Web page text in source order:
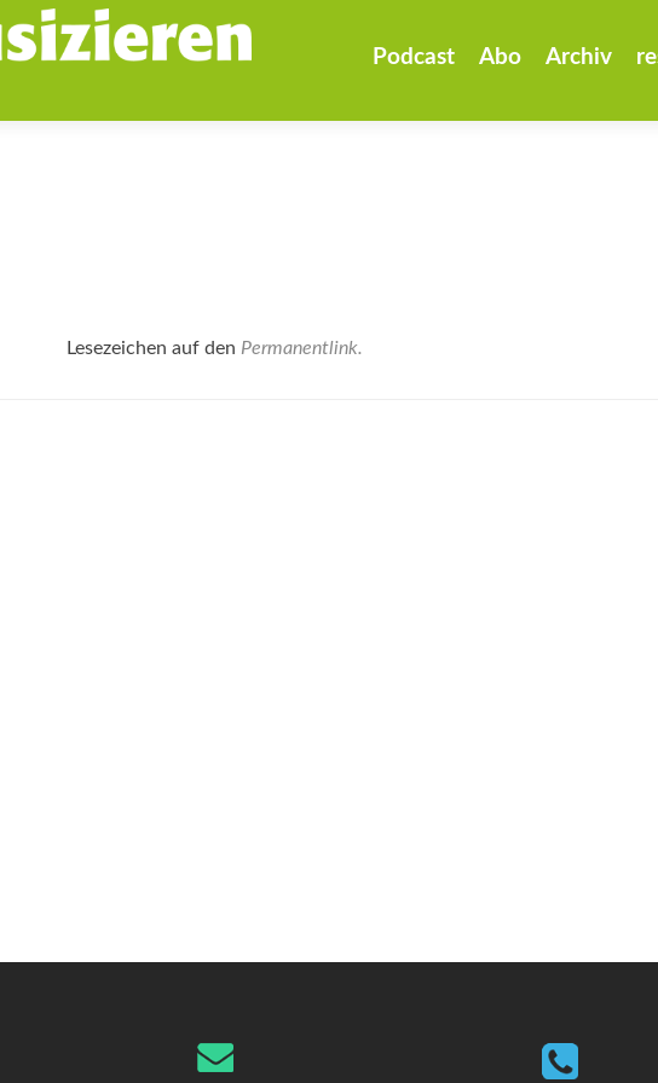
Podcast Abo Archiv
Lesezeichen auf den Permanentlink.